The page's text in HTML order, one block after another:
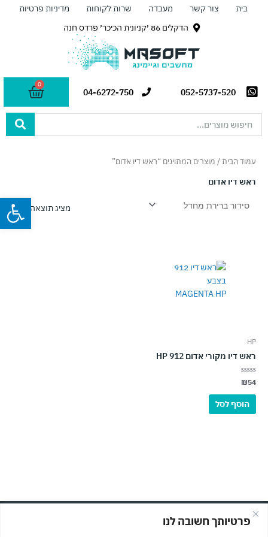
פרטיותך חשובה לנו
בית צור קשר מעבדה שרות לקוחות
מדיניות פרטיות
הדקלים 86 ׳קניונית הכיכר׳ פרדס חנה
052-5737-520
04-6272-750
0
עגלת
קניות
עמוד הבית / מוצרים המתויגים “ראש דיו אדום”
ראש דיו אדום
מציג תוצאה אחת
HP
ראש דיו מקורי אדום HP 912
דורג
0
מתוך
₪54
הוסף לסל
© כל הזכויות שמורות לMASOFT מחשבים וגיימינג